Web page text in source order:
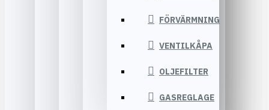
FÖRVÄRMNING
VENTILKÅPA
OLJEFILTER
GASREGLAGE